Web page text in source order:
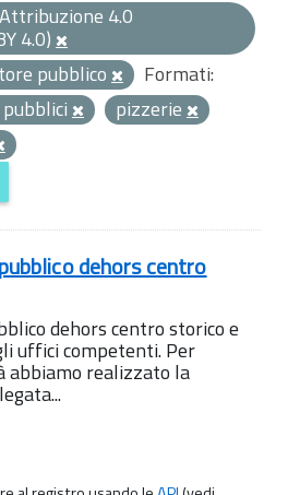
4.0
4.0)
pubblico
Formati:
pizzerie
dehors centro
dehors centro storico e
uffici competenti. Per
realizzato la